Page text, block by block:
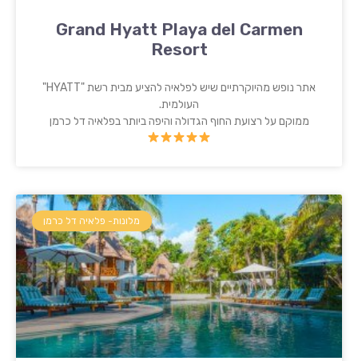
Grand Hyatt Playa del Carmen
Resort
אתר נופש מהיוקרתיים שיש לפלאיה להציע מבית רשת "HYATT"
העולמית.
ממוקם על רצועת החוף הגדולה והיפה ביותר בפלאיה דל כרמן
מלונות- פלאיה דל כרמן